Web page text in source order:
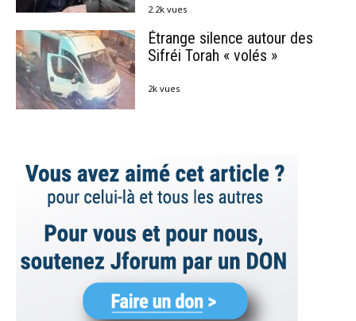
2.2k vues
Étrange silence autour des
Sifréi Torah « volés »
2k vues